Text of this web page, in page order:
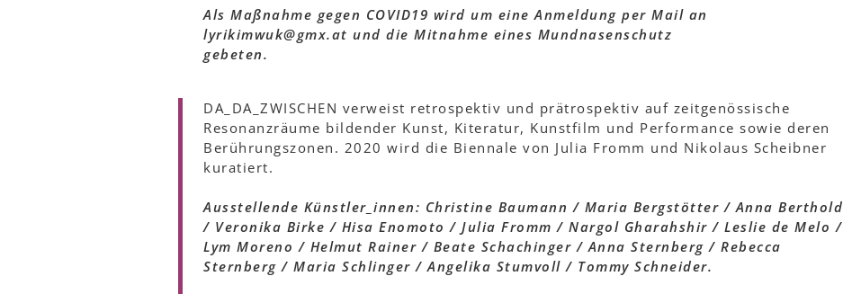
Als Maßnahme gegen COVID19 wird um eine Anmeldung per Mail an
lyrikimwuk@gmx.at und die Mitnahme eines Mundnasenschutz
gebeten.
DA_DA_ZWISCHEN verweist retrospektiv und prätrospektiv auf zeitgenössische
Resonanzräume bildender Kunst, Kiteratur, Kunstfilm und Performance sowie deren
Berührungszonen. 2020 wird die Biennale von Julia Fromm und Nikolaus Scheibner
kuratiert.
Ausstellende Künstler_innen: Christine Baumann / Maria Bergstötter / Anna Berthold
/ Veronika Birke / Hisa Enomoto / Julia Fromm / Nargol Gharahshir / Leslie de Melo /
Lym Moreno / Helmut Rainer / Beate Schachinger / Anna Sternberg / Rebecca
Sternberg / Maria Schlinger / Angelika Stumvoll / Tommy Schneider.